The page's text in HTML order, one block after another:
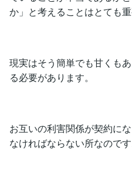
か」と考えることはとても
現実はそう簡単でも甘くも
る必要があります。
お互いの利害関係が契約に
なければならない所なのです